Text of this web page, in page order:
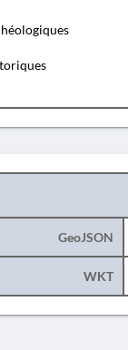
GeoJSON
WKT